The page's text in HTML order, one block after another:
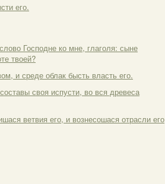
его.
Господне ко мне, глаголя: сыне
твоей?
и среде облак бысть власть его.
своя испусти, во вся древеса
ветвия его, и вознесошася отрасли его